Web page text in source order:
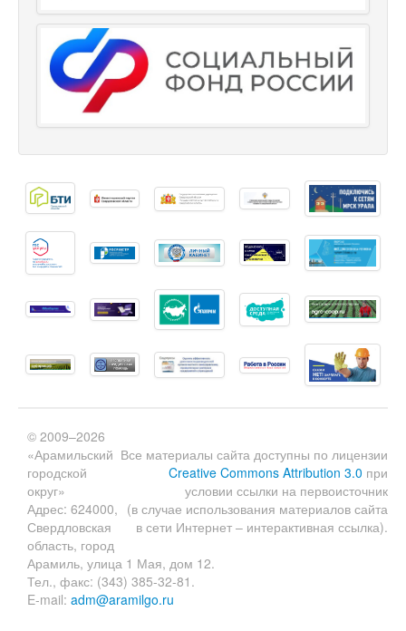
Все материалы сайта доступны по лицензии
Creative Commons Attribution 3.0 при
условии ссылки на первоисточник
(в случае использования материалов сайта
в сети Интернет – интерактивная ссылка).
© 2009–2026
«Арамильский
городской
округ»
Адрес: 624000,
Свердловская
область, город
Арамиль, улица 1 Мая, дом 12.
Тел., факс: (343) 385-32-81.
E-mail: adm@aramilgo.ru